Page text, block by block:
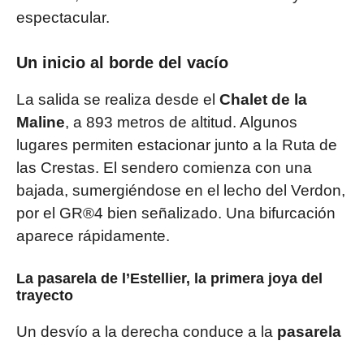
espectacular.
Un inicio al borde del vacío
La salida se realiza desde el Chalet de la
Maline, a 893 metros de altitud. Algunos
lugares permiten estacionar junto a la Ruta de
las Crestas. El sendero comienza con una
bajada, sumergiéndose en el lecho del Verdon,
por el GR®4 bien señalizado. Una bifurcación
aparece rápidamente.
La pasarela de l’Estellier, la primera joya del
trayecto
Un desvío a la derecha conduce a la pasarela